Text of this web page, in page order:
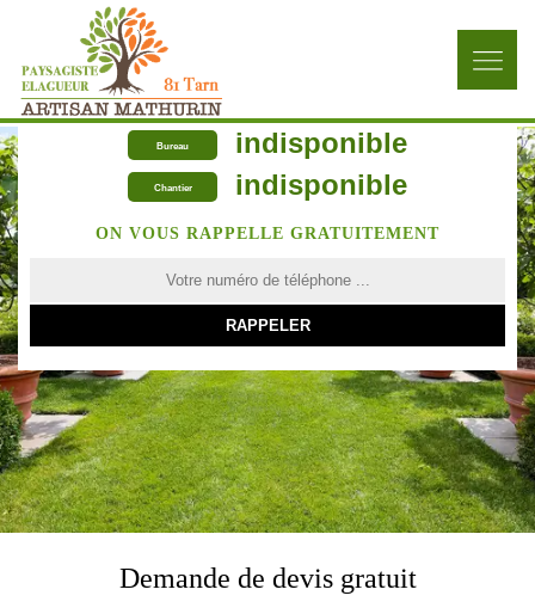
Bureau indisponible
Chantier indisponible
ON VOUS RAPPELLE GRATUITEMENT
Demande de devis gratuit